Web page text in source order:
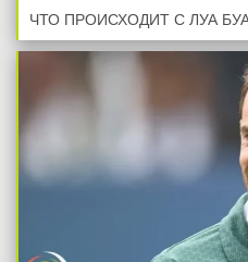
ЧТО ПРОИСХОДИТ С ЛУА